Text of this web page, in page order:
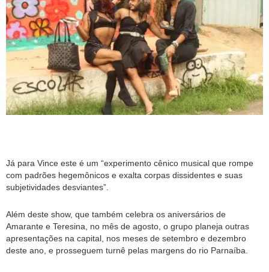
Já para Vince este é um “experimento cênico musical que rompe
com padrões hegemônicos e exalta corpas dissidentes e suas
subjetividades desviantes”.
Além deste show, que também celebra os aniversários de
Amarante e Teresina, no mês de agosto, o grupo planeja outras
apresentações na capital, nos meses de setembro e dezembro
deste ano, e prosseguem turnê pelas margens do rio Parnaíba.